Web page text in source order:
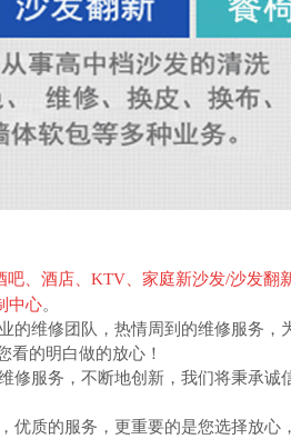
吧、酒店、KTV、家庭新沙发/沙发翻
中心。
维修团队，热情周到的维修服务，
看的明白做的放心！
服务，不断地创新，我们将秉承诚
质的服务，更重要的是您选择放心